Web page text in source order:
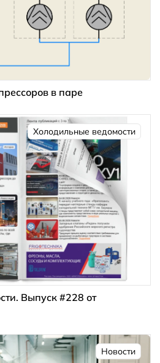
в паре
Холодильные ведомости
Выпуск #228 от
Новости